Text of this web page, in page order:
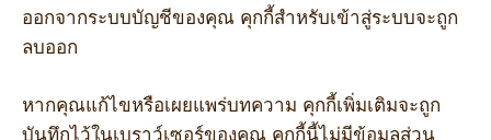
ออกจากระบบบัญชีของคุณ คุกกี้สำหรับเข้าสู่ระบบจะถูก
ลบออก
หากคุณแก้ไขหรือเผยแพร่บทความ คุกกี้เพิ่มเติมจะถูก
บันทึกไว้ในเบราว์เซอร์ของคุณ คุกกี้นี้ไม่มีข้อมูลส่วน